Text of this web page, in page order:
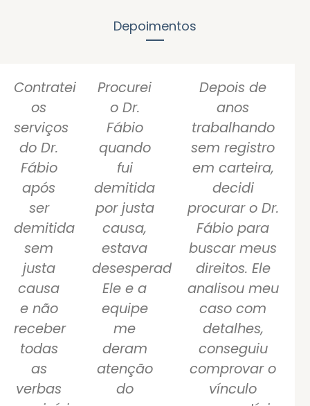
Depoimentos
Contratei
os
serviços
do Dr.
Fábio
após
ser
demitida
sem
justa
causa
e não
receber
todas
as
verbas
Procurei
o Dr.
Fábio
quando
fui
demitida
por justa
causa,
estava
desesperada.
Ele e a
equipe
me
deram
atenção
do
Depois de
anos
trabalhando
sem registro
em carteira,
decidi
procurar o Dr.
Fábio para
buscar meus
direitos. Ele
analisou meu
caso com
detalhes,
conseguiu
comprovar o
vínculo